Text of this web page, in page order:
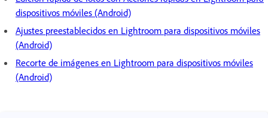
dispositivos móviles (Android)
Ajustes preestablecidos en Lightroom para dispositivos móviles
(Android)
Recorte de imágenes en Lightroom para dispositivos móviles
(Android)